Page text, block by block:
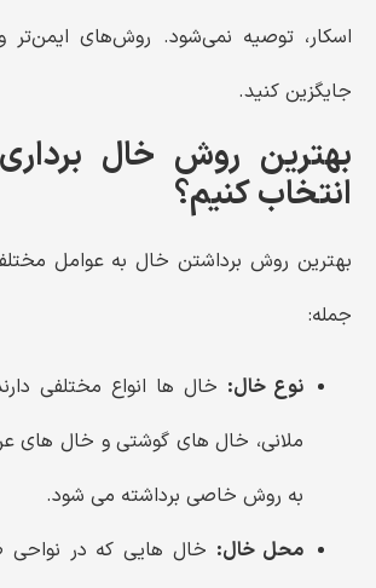
اسکار، توصیه نمی‌شود. روش‌های ایمن‌تر و
جایگزین کنید.
بهترین روش خال
انتخاب کنیم؟
بهترین روش برداشتن خال به عوامل
جمله:
نوع خال: خال ها انواع مختلفی
ملانی، خال های گوشتی و خال های
به روش خاصی برداشته می شود.
محل خال: خال هایی که در